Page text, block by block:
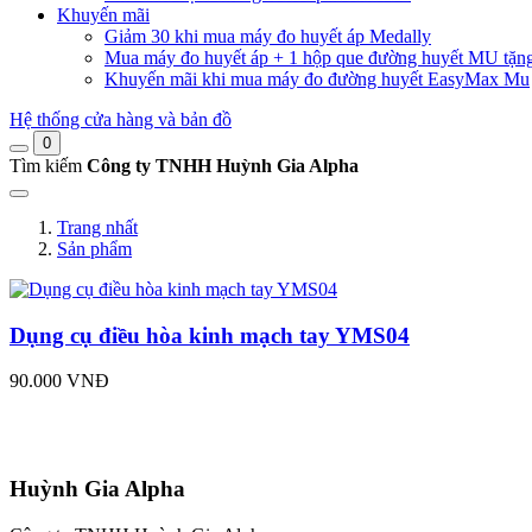
Khuyến mãi
Giảm 30 khi mua máy đo huyết áp Medally
Mua máy đo huyết áp + 1 hộp que đường huyết MU
Khuyến mãi khi mua máy đo đường huyết EasyMax Mu
Hệ thống cửa hàng và bản đồ
0
Tìm kiếm Công ty TNHH Huỳnh Gia Alpha
Trang nhất
Sản phẩm
Dụng cụ điều hòa kinh mạch tay YMS04
90.000 VNĐ
Huỳnh Gia Alpha